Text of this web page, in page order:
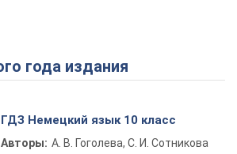
года издания
ГДЗ Немецкий язык 10 класс
Авторы: А. В. Гоголева, С. И. Сотникова